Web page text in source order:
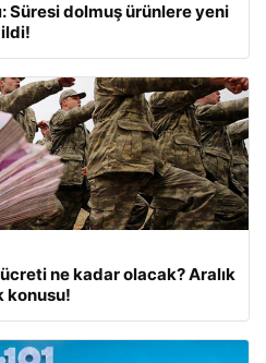
Süresi dolmuş ürünlere yeni
ne kadar olacak? Aralık
konusu!